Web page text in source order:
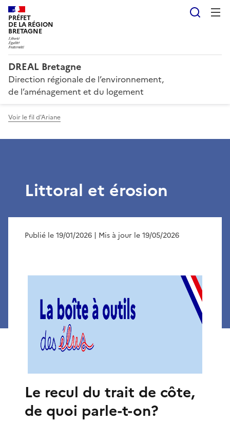
PRÉFET
DE LA RÉGION
BRETAGNE
DREAL Bretagne
Direction régionale de l’environnement,
de l’aménagement et du logement
Voir le fil d'Ariane
Littoral et érosion
Publié le 19/01/2026 | Mis à jour le 19/05/2026
Le recul du trait de côte,
de quoi parle-t-on?